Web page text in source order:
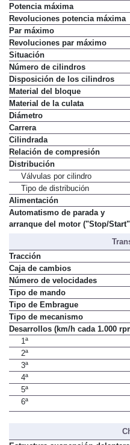
Potencia máxima
Revoluciones potencia máxima
Par máximo
Revoluciones par máximo
Situación
Número de cilindros
Disposición de los cilindros
Material del bloque
Material de la culata
Diámetro
Carrera
Cilindrada
Relación de compresión
Distribución
Válvulas por cilindro
Tipo de distribución
Alimentación
Automatismo de parada y
arranque del motor ("Stop/
Tracción
Caja de cambios
Número de velocidades
Tipo de mando
Tipo de Embrague
Tipo de mecanismo
Desarrollos (km/h cada 1.000
1ª
2ª
3ª
4ª
5ª
6ª